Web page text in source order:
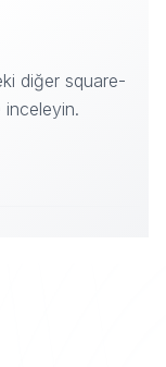
diğer square-
inceleyin.